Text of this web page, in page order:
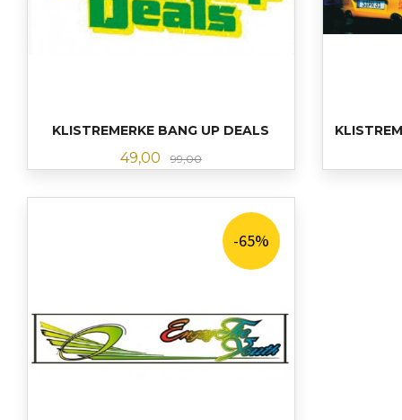
KLISTREMERKE BANG UP DEALS
Tilbud
49,00 99,00Rabatt
-65%